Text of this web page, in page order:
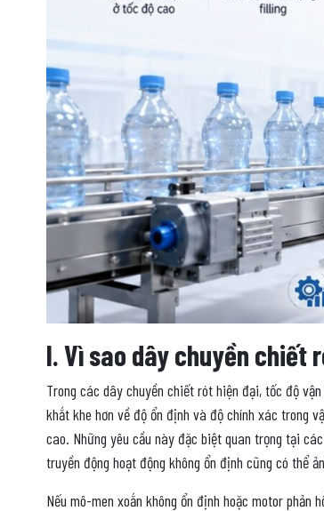
I. Vì sao dây chuyền chiết
Trong các dây chuyền chiết rót hiện đại, tốc độ
khắt khe hơn về độ ổn định và độ chính xác trong
cao. Những yêu cầu này đặc biệt quan trọng tại
truyền động hoạt động không ổn định cũng có thể
Nếu mô-men xoắn không ổn định hoặc motor phản